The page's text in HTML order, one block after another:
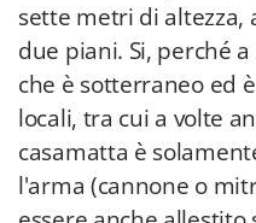
sette metri di altezza,
due piani. Si, perché
che è sotterraneo ed
locali, tra cui a volte
casamatta è
l'arma (cannone o